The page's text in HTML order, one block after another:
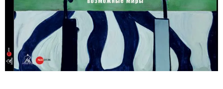
Русское искусство второй половины
Русское народное искусство XVII-XXI
Будущие выставки
Выездные выставки
Садко